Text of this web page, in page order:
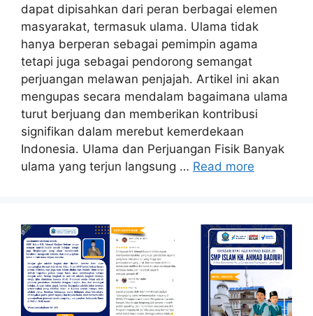
dapat dipisahkan dari peran berbagai elemen
masyarakat, termasuk ulama. Ulama tidak
hanya berperan sebagai pemimpin agama
tetapi juga sebagai pendorong semangat
perjuangan melawan penjajah. Artikel ini akan
mengupas secara mendalam bagaimana ulama
turut berjuang dan memberikan kontribusi
signifikan dalam merebut kemerdekaan
Indonesia. Ulama dan Perjuangan Fisik Banyak
ulama yang terjun langsung … Read more